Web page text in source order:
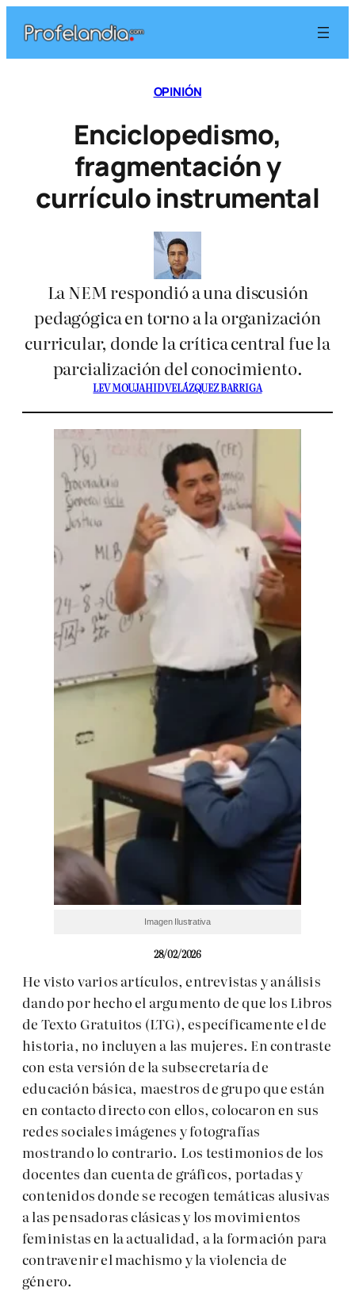
contenido
OPINIÓN
Enciclopedismo,
fragmentación y
currículo instrumental
La NEM respondió a una discusión
pedagógica en torno a la organización
curricular, donde la crítica central fue la
parcialización del conocimiento.
LEV MOUJAHID VELÁZQUEZ BARRIGA
Imagen Ilustrativa
28/02/2026
He visto varios artículos, entrevistas y análisis
dando por hecho el argumento de que los Libros
de Texto Gratuitos (LTG), específicamente el de
historia, no incluyen a las mujeres. En contraste
con esta versión de la subsecretaría de
educación básica, maestros de grupo que están
en contacto directo con ellos, colocaron en sus
redes sociales imágenes y fotografías
mostrando lo contrario. Los testimonios de los
docentes dan cuenta de gráficos, portadas y
contenidos donde se recogen temáticas alusivas
a las pensadoras clásicas y los movimientos
feministas en la actualidad, a la formación para
contravenir el machismo y la violencia de
género.